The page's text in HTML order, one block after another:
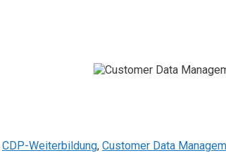
CDP-Weiterbildung, Customer Data